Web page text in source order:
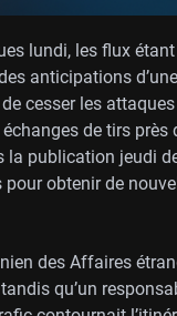
lundi, les flux étant
anticipations d’une
cesser les
de tirs près
la publication jeudi
obtenir de
des Affaires
qu’un